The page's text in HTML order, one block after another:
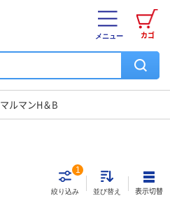
カゴ
メニュー
マルマンH＆B
絞り込み
1
並び替え 表示切替